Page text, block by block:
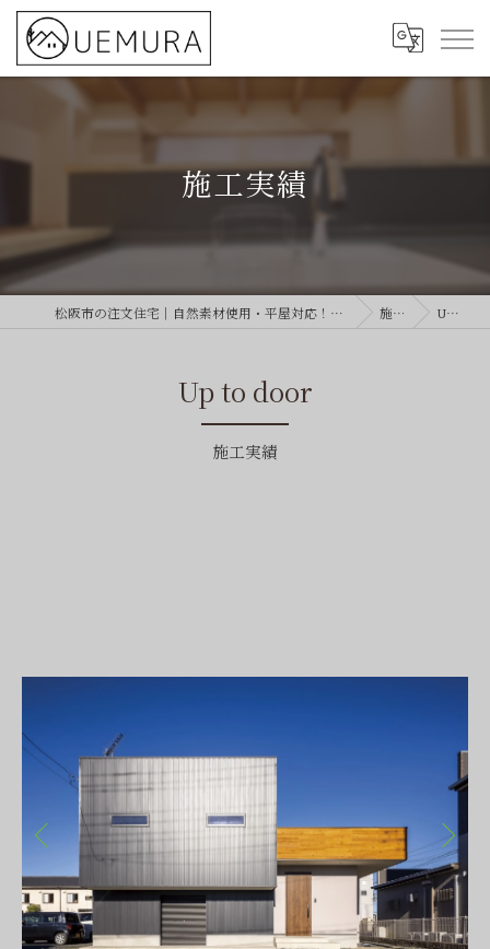
施工実績
松阪市の注文住宅｜自然素材使用・平屋対応！おしゃれな注文住宅なら「U-HOUSE 上村建築株式会社」 施工実績 Up to door
施工実績
Up to door